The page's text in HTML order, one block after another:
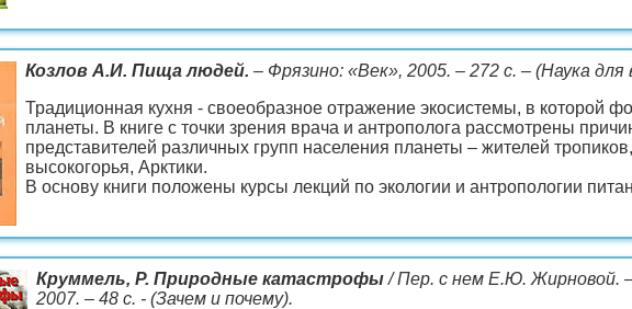
Козлов А.И. Пища людей. – Фрязино: «Век», 2005. – 272 с. – (Наука для
Традиционная кухня - своеобразное отражение экосистемы, в которой
планеты. В книге с точки зрения врача и антрополога рассмотрены
представителей различных групп населения планеты – жителей
высокогорья, Арктики.
В основу книги положены курсы лекций по экологии и антропологии
Круммель, Р. Природные катастрофы/ Пер. с нем Е.Ю. Жирновой.
2007. – 48 с. - (Зачем и почему).